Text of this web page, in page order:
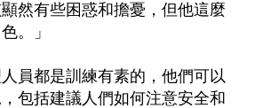
然有些困惑和擔憂，但他這麼
。」
人員都是訓練有素的，他們可以
包括建議人們如何注意安全和